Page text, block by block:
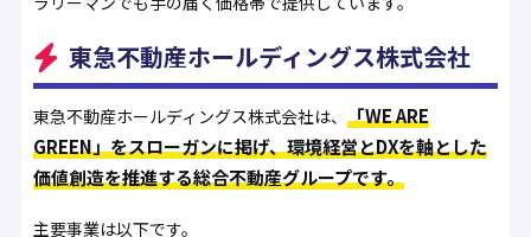
東急不動産ホールディングス株式会社
東急不動産ホールディングス株式会社は、 「WE ARE
GREEN」をスローガンに掲げ、環境経営とDXを軸とした
価値創造を推進する総合不動産グループです。
主要事業は以下です。